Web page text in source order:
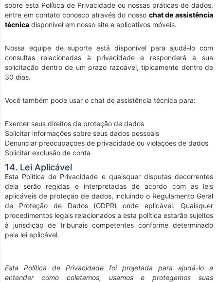
sobre esta Política de Privacidade ou nossas práticas de dados,
entre em contato conosco através do nosso chat de assistência
técnica disponível em nosso site e aplicativos móveis.
Nossa equipe de suporte está disponível para ajudá-lo com
consultas relacionadas à privacidade e responderá à sua
solicitação dentro de um prazo razoável, tipicamente dentro de
30 dias.
Você também pode usar o chat de assistência técnica para:
Exercer seus direitos de proteção de dados
Solicitar informações sobre seus dados pessoais
Denunciar preocupações de privacidade ou violações de dados
Solicitar exclusão de conta
14. Lei Aplicável
Esta Política de Privacidade e quaisquer disputas decorrentes
dela serão regidas e interpretadas de acordo com as leis
aplicáveis de proteção de dados, incluindo o Regulamento Geral
de Proteção de Dados (GDPR) onde aplicável. Quaisquer
procedimentos legais relacionados a esta política estarão sujeitos
à jurisdição de tribunais competentes conforme determinado
pela lei aplicável.
Esta Política de Privacidade foi projetada para ajudá-lo a
entender como coletamos, usamos e protegemos suas